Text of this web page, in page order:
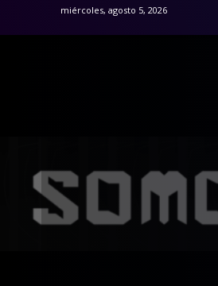
miércoles, agosto 5, 2026